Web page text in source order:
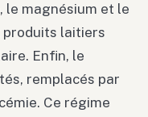
le magnésium et le
produits laitiers
Enfin, le
remplacés par
Ce régime